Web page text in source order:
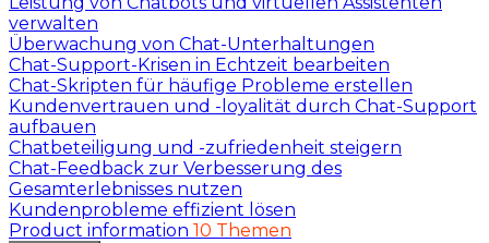
verwalten
Überwachung von Chat-Unterhaltungen
Chat-Support-Krisen in Echtzeit bearbeiten
Chat-Skripten für häufige Probleme erstellen
Kundenvertrauen und -loyalität durch Chat-Support
aufbauen
Chatbeteiligung und -zufriedenheit steigern
Chat-Feedback zur Verbesserung des
Gesamterlebnisses nutzen
Kundenprobleme effizient lösen
Product information 10 Themen